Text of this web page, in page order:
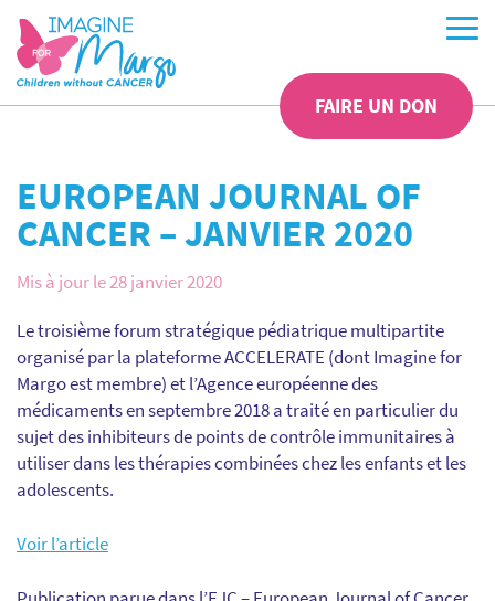
FAIRE UN DON
EUROPEAN JOURNAL OF
CANCER – JANVIER 2020
Mis à jour le 28 janvier 2020
Le troisième forum stratégique pédiatrique multipartite
organisé par la plateforme ACCELERATE (dont Imagine for
Margo est membre) et l’Agence européenne des
médicaments en septembre 2018 a traité en particulier du
sujet des inhibiteurs de points de contrôle immunitaires à
utiliser dans les thérapies combinées chez les enfants et les
adolescents.
Voir l’article